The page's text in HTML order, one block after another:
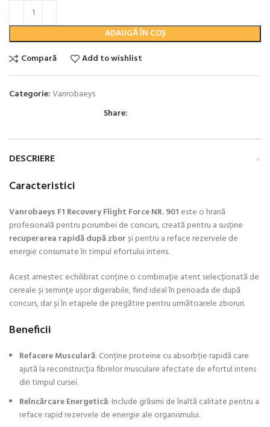
ADAUGĂ ÎN COȘ
Compară
Add to wishlist
Categorie:Vanrobaeys
Share:
DESCRIERE
Caracteristici
Vanrobaeys F1 Recovery Flight Force NR. 901 este o hrană
profesională pentru porumbei de concurs, creată pentru a susține
recuperarea rapidă după zbor și pentru a reface rezervele de
energie consumate în timpul efortului intens.
Acest amestec echilibrat conține o combinație atent selecționată de
cereale și semințe ușor digerabile, fiind ideal în perioada de după
concurs, dar și în etapele de pregătire pentru următoarele zboruri.
Beneficii
Refacere Musculară: Conține proteine cu absorbție rapidă care
ajută la reconstrucția fibrelor musculare afectate de efortul intens
din timpul cursei.
Reîncărcare Energetică: Include grăsimi de înaltă calitate pentru a
reface rapid rezervele de energie ale organismului.